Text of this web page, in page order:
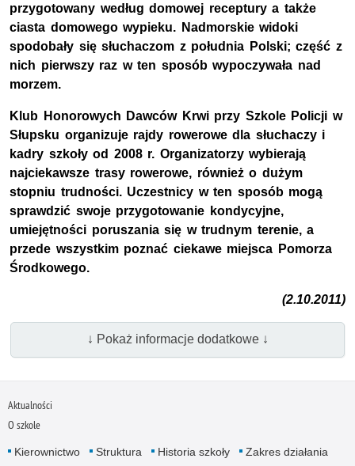
przygotowany według domowej receptury a także
ciasta domowego wypieku. Nadmorskie widoki
spodobały się słuchaczom z południa Polski; część z
nich pierwszy raz w ten sposób wypoczywała nad
morzem.
Klub Honorowych Dawców Krwi przy Szkole Policji w
Słupsku organizuje rajdy rowerowe dla słuchaczy i
kadry szkoły od 2008 r. Organizatorzy wybierają
najciekawsze trasy rowerowe, również o dużym
stopniu trudności. Uczestnicy w ten sposób mogą
sprawdzić swoje przygotowanie kondycyjne,
umiejętności poruszania się w trudnym terenie, a
przede wszystkim poznać ciekawe miejsca Pomorza
Środkowego.
(2.10.2011)
↓ Pokaż informacje dodatkowe ↓
Aktualności
O szkole
Kierownictwo Struktura Historia szkoły
Zakres działania